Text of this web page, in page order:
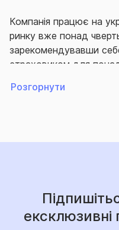
Компанія працює на
ринку вже понад
зарекомендувавши
страховиком для понад
підсумками 2025 року
утримувати лідерство
та виплат.
Розгорнути
ексклюзивні